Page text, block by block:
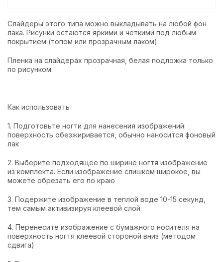
Слайдеры этого типа можно выкладывать на любой фон
лака. Рисунки остаются яркими и четкими под любым
покрытием (топом или прозрачным лаком).
Пленка на слайдерах прозрачная, белая подложка только
по рисунком.
Как использовать
1. Подготовьте ногти для нанесения изображений:
поверхность обезжиривается, обычно наносится фоновый
лак
2. Выберите подходящее по ширине ногтя изображение
из комплекта. Если изображение слишком широкое, вы
можете обрезать его по краю
3. Подержите изображение в теплой воде 10-15 секунд,
тем самым активизируя клеевой слой
4. Перенесите изображение с бумажного носителя на
поверхность ногтя клеевой стороной вниз (методом
сдвига)